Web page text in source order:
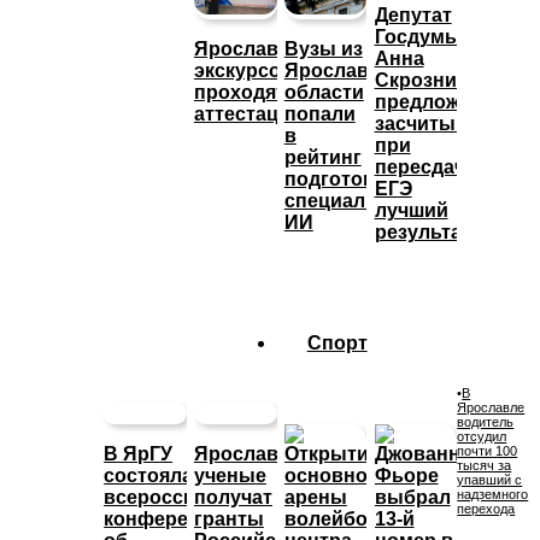
Ярославские
экскурсоводы
проходят
аттестацию
Вузы из
Ярославской
области
попали
в
рейтинг
подготовки
специалистов
ИИ
Депутат
Госдумы
Анна
Скрозникова
предложила
засчитывать
при
пересдаче
ЕГЭ
лучший
результат
В ЯрГУ
состоялась
всероссийская
конференция
Ярославские
ученые
получат
гранты
Спорт
•В
Ярославле
водитель
отсудил
почти 100
тысяч за
упавший с
надземного
перехода